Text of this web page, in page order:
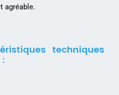
agréable.
techniques